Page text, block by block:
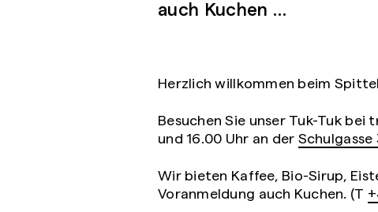
auch Kuchen …
Herzlich willkommen beim
Besuchen Sie unser Tuk-Tuk
und 16.00 Uhr an der Schulgasse
Wir bieten Kaffee, Bio-Sirup,
Voranmeldung auch Kuchen. (T